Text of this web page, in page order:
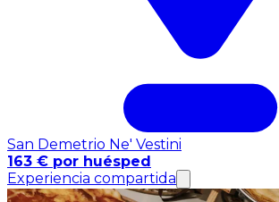
San Demetrio Ne' Vestini
163 € por huésped
Experiencia compartida